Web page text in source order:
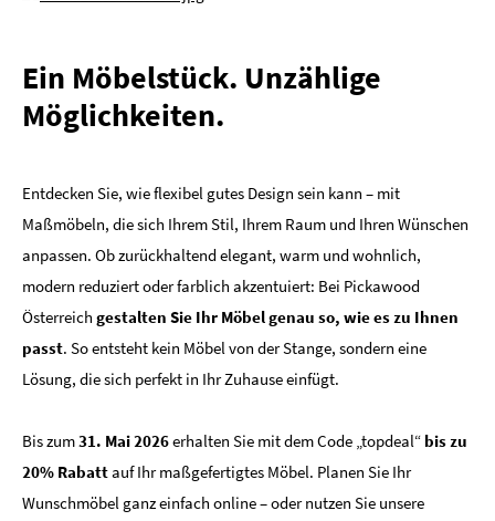
Ein Möbelstück. Unzählige
Möglichkeiten.
Entdecken Sie, wie flexibel gutes Design sein kann – mit
Maßmöbeln, die sich Ihrem Stil, Ihrem Raum und Ihren Wünschen
anpassen. Ob zurückhaltend elegant, warm und wohnlich,
modern reduziert oder farblich akzentuiert: Bei Pickawood
Österreich gestalten Sie Ihr Möbel genau so, wie es zu Ihnen
passt. So entsteht kein Möbel von der Stange, sondern eine
Lösung, die sich perfekt in Ihr Zuhause einfügt.
Bis zum31. Mai 2026erhalten Sie mit dem Code „topdeal“ bis zu
20% Rabattauf Ihr maßgefertigtes Möbel. Planen Sie Ihr
Wunschmöbel ganz einfach online – oder nutzen Sie unsere